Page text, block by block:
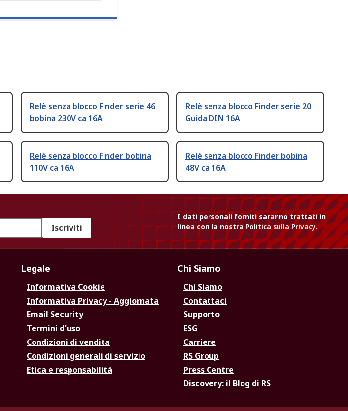
Relè senza blocco Finder serie 46
bobina 230V ca 16A
Relè senza blocco Finder serie 20
Guida DIN 16A
Relè senza blocco Finder bobina
110V ca 16A
Relè senza blocco Finder bobina
48V ca 16A
Iscriviti
I dati personali forniti saranno trattati in
linea con la nostraPolitica sulla Privacy.
Legale
Informativa Cookie
Informativa Privacy - Aggiornata
Email Security
Termini d'uso
Condizioni di vendita
Condizioni generali di servizio
Etica e responsabilità
Chi Siamo
Chi Siamo
Contattaci
Supporto
ESG
Carriere
RS Group
Press Centre
Discovery: il Blog di RS